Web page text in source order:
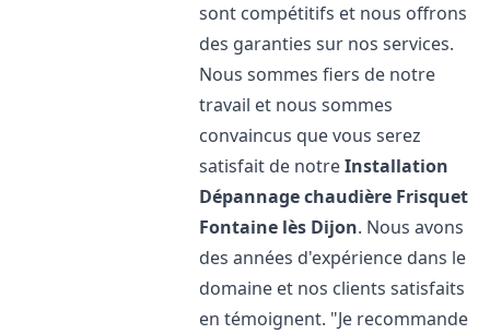
sont compétitifs et nous offrons
des garanties sur nos services.
Nous sommes fiers de notre
travail et nous sommes
convaincus que vous serez
satisfait de notreInstallation
Dépannage chaudière Frisquet
Fontaine lès Dijon. Nous avons
des années d'expérience dans le
domaine et nos clients satisfaits
en témoignent. "Je recommande